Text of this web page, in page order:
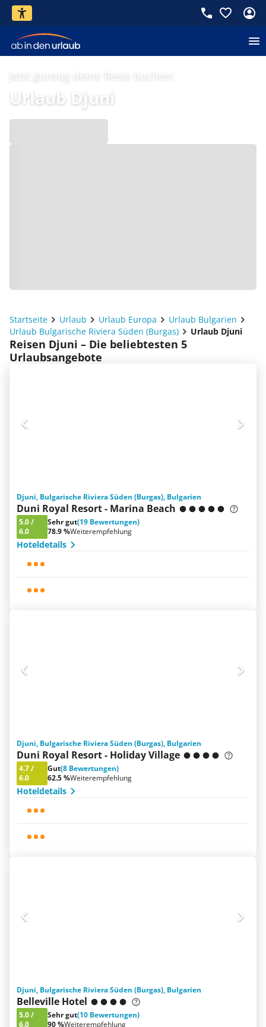
Jetzt günstig deine Reise buchen!
Urlaub Djuni
Startseite Urlaub Urlaub Europa
Urlaub Bulgarien
Urlaub Bulgarische Riviera Süden (Burgas)
Urlaub Djuni
Reisen Djuni – Die beliebtesten 5
Urlaubsangebote
Djuni, Bulgarische Riviera Süden (Burgas), Bulgarien
Duni Royal Resort - Marina Beach
5.0/
6.0
Sehr gut(19 Bewertungen)
78.9 %Weiterempfehlung
Hoteldetails
Djuni, Bulgarische Riviera Süden (Burgas), Bulgarien
Duni Royal Resort - Holiday Village
4.7/
6.0
Gut(8 Bewertungen)
62.5 %Weiterempfehlung
Hoteldetails
Djuni, Bulgarische Riviera Süden (Burgas), Bulgarien
Belleville Hotel
5.0/
6.0
Sehr gut(10 Bewertungen)
90 %Weiterempfehlung